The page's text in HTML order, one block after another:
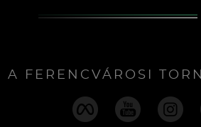
A FERENCVÁROSI